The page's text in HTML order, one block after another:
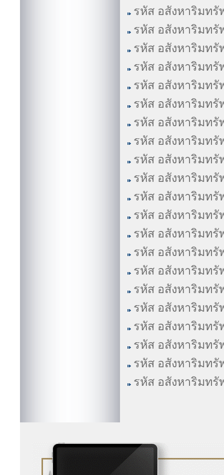
รหัส อสังหาริมทรั
รหัส อสังหาริมทรั
รหัส อสังหาริมทรั
รหัส อสังหาริมทรั
รหัส อสังหาริมทรั
รหัส อสังหาริมทรั
รหัส อสังหาริมทรั
รหัส อสังหาริมทรั
รหัส อสังหาริมทรั
รหัส อสังหาริมทรั
รหัส อสังหาริมทรั
รหัส อสังหาริมทรั
รหัส อสังหาริมทรั
รหัส อสังหาริมทรั
รหัส อสังหาริมทรั
รหัส อสังหาริมทรั
รหัส อสังหาริมทรั
รหัส อสังหาริมทรั
รหัส อสังหาริมทรั
รหัส อสังหาริมทรั
รหัส อสังหาริมทรั